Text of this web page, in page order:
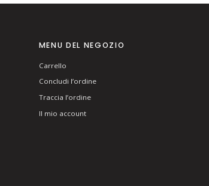
MENU DEL NEGOZIO
Carrello
Concludi l’ordine
Traccia l’ordine
Il mio account